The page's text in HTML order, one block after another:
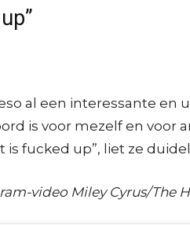
al een interessante en
is voor mezelf en voor
is fucked up”, liet ze
video Miley Cyrus/The